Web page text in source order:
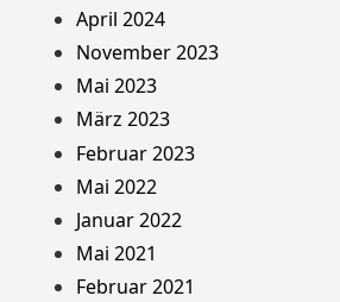
April 2024
November 2023
Mai 2023
März 2023
Februar 2023
Mai 2022
Januar 2022
Mai 2021
Februar 2021